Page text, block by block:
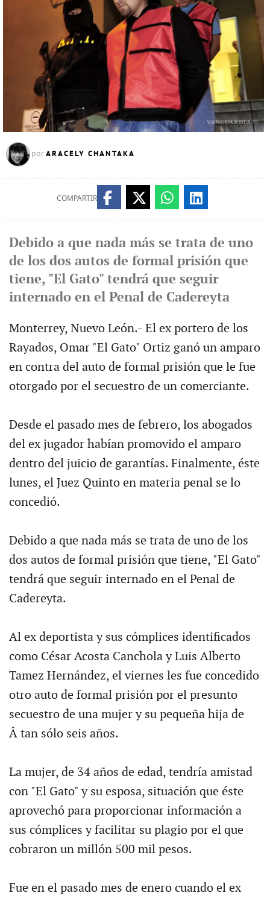
por ARACELY CHANTAKA
COMPARTIR
Debido a que nada más se trata de uno
de los dos autos de formal prisión que
tiene, "El Gato" tendrá que seguir
internado en el Penal de Cadereyta
Monterrey, Nuevo León.- El ex portero de los
Rayados, Omar "El Gato" Ortiz ganó un amparo
en contra del auto de formal prisión que le fue
otorgado por el secuestro de un comerciante.
Desde el pasado mes de febrero, los abogados
del ex jugador habían promovido el amparo
dentro del juicio de garantías. Finalmente, éste
lunes, el Juez Quinto en materia penal se lo
concedió.
Debido a que nada más se trata de uno de los
dos autos de formal prisión que tiene, "El Gato"
tendrá que seguir internado en el Penal de
Cadereyta.
Al ex deportista y sus cómplices identificados
como César Acosta Canchola y Luis Alberto
Tamez Hernández, el viernes les fue concedido
otro auto de formal prisión por el presunto
secuestro de una mujer y su pequeña hija de
Â tan sólo seis años.
La mujer, de 34 años de edad, tendría amistad
con "El Gato" y su esposa, situación que éste
aprovechó para proporcionar información a
sus cómplices y facilitar su plagio por el que
cobraron un millón 500 mil pesos.
Fue en el pasado mes de enero cuando el ex